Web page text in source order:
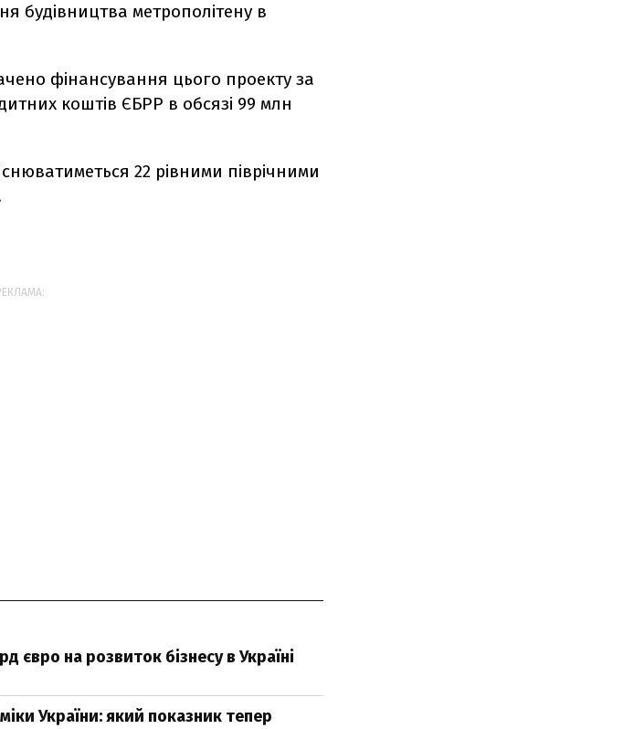
будівництва метрополітену в
фінансування цього проекту за
коштів ЄБРР в обсязі 99 млн
22 рівними піврічними
євро на розвиток бізнесу в Україні
України: який показник тепер